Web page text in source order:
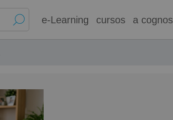
e-Learning cursos a cognos